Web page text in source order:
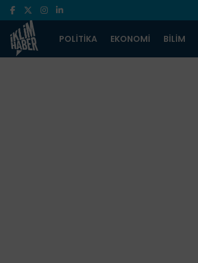
POLITIKA EKONOMI BILIM